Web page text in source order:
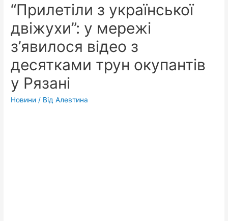
“Прилетіли з української
двіжухи”: у мережі
з’явилося відео з
десятками трун окупантів
у Рязані
Новини / ВідАлевтина